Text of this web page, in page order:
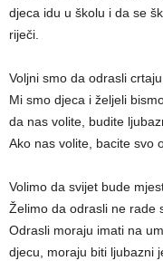
djeca idu u školu i da se
riječi.
Voljni smo da odrasli
Mi smo djeca i željeli
da nas volite, budite
Ako nas volite, bacite svo
Volimo da svijet bude
Želimo da odrasli ne rade
Odrasli moraju imati na
djecu, moraju biti ljubazni